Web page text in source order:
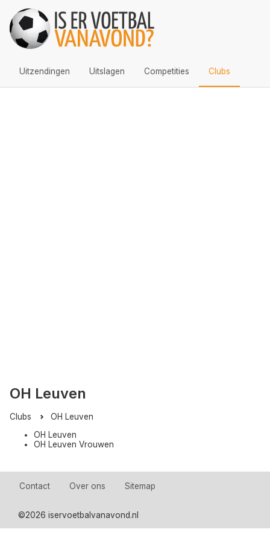
Uitzendingen Uitslagen Competities Clubs
OH Leuven
Clubs
OH Leuven
OH Leuven
OH Leuven Vrouwen
Contact Over ons Sitemap
©2026 iservoetbalvanavond.nl